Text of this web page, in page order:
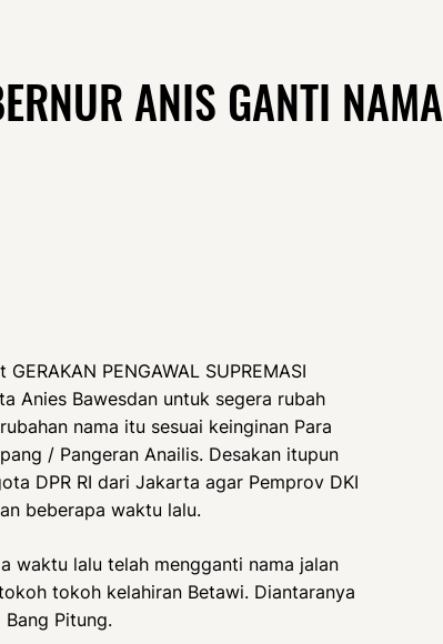
ANIS GANTI NAMA
PENGAWAL SUPREMASI
Anies Bawesdan untuk segera rubah
nama itu sesuai keinginan Para
/ Pangeran Anailis. Desakan itupun
DPR RI dari Jakarta agar Pemprov DKI
beberapa waktu lalu.
waktu lalu telah mengganti nama jalan
tokoh kelahiran Betawi. Diantaranya
Bang Pitung.